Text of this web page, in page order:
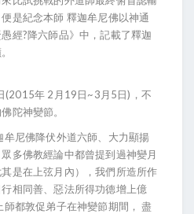
是紀念本師 釋迦牟尼佛以神通
經?降六師品》中，記載了釋迦
(2015年 2月19日~3月5日)，不
陀神變節。
尼佛降伏外道六師、大力顯揚
多佛教經論中都曾提到過神變月
是在上弦月內），我們所造所作
相同善、惡法所得功德增上億
都敦促弟子在神變節期間， 盡